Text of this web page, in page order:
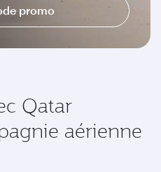
promo
Qatar
aérienne